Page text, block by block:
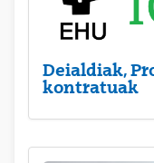
Deialdiak,
kontratuak